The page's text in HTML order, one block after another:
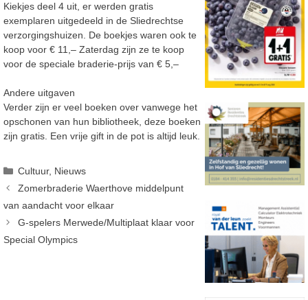
Kiekjes deel 4 uit, er werden gratis
exemplaren uitgedeeld in de Sliedrechtse
verzorgingshuizen. De boekjes waren ook te
koop voor € 11,– Zaterdag zijn ze te koop
voor de speciale braderie-prijs van € 5,–
Andere uitgaven
Verder zijn er veel boeken over vanwege het
opschonen van hun bibliotheek, deze boeken
zijn gratis. Een vrije gift in de pot is altijd leuk.
Categorieën
Cultuur, Nieuws
Zomerbraderie Waerthove middelpunt
van aandacht voor elkaar
G-spelers Merwede/Multiplaat klaar voor
Special Olympics